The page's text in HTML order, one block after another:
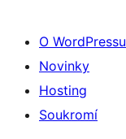
O WordPressu
Novinky
Hosting
Soukromí